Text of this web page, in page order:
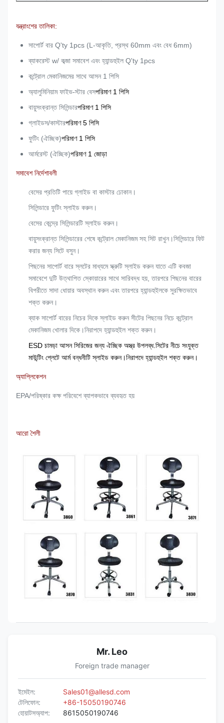
যন্ত্রাংশের তালিকা:
সাপোর্ট বার Q'ty 1pcs (L-আকৃতি, প্রস্থ 60mm এবং বেধ 6mm)
ব্যাকরেস্ট w/ কব্জা সমাবেশ এবং হ্যান্ডহুইল Q'ty 1pcs
কন্ট্রোল মেকানিজমের সাথে আসন 1 পিসি
অ্যালুমিনিয়াম ফাইভ-স্টার বেসপরিমাণ 1 পিসি
বায়ুসংক্রান্ত সিলিন্ডারপরিমাণ 1 পিসি
গ্লাইডস/কাস্টারপরিমাণ 5 পিসি
ফুটিং (ঐচ্ছিক)পরিমাণ 1 পিসি
আর্মরেস্ট (ঐচ্ছিক)পরিমাণ 1 জোড়া
সমাবেশ নির্দেশাবলী
বেসের প্রতিটি পায়ে গ্লাইড বা কাস্টার ঢোকান।
সিলিন্ডারে ফুটিং স্লাইড করুন।
বেসের কেন্দ্রে সিলিন্ডারটি স্লাইড করুন।
বায়ুসংক্রান্ত সিলিন্ডারের শেষে কন্ট্রোল মেকানিজম সহ সিট রাখুন।সিলিন্ডারে ফিট
করার জন্য সিটে বসুন।
পিছনের সাপোর্ট বারে স্লটের মাধ্যমে স্ক্রুটি স্লাইড করুন যাতে এটি কবজা
সমাবেশে দুটি উত্থাপিত স্কোয়ারের সাথে সারিবদ্ধ হয়, তারপরে পিছনের বারের
বিপরীতে সাদা ধোয়ার অবস্থান করুন এবং তারপরে হ্যান্ডহুইলকে সুরক্ষিতভাবে
শক্ত করুন।
ব্যাক সাপোর্ট বারের নিচের দিকে স্লাইড করুন সীটের পিছনের নিচে কন্ট্রোল
মেকানিজম খোলার দিকে।নিরাপদে হ্যান্ডহুইল শক্ত করুন।
ESD চামড়া আসন সিরিজের জন্য ঐচ্ছিক অস্ত্র উপলব্ধ.সিটের নীচে সংযুক্ত
মাউন্টিং প্লেটে আর্ম বন্ধনীটি স্লাইড করুন।নিরাপদে হ্যান্ডহুইল শক্ত করুন।
অ্যাপ্লিকেশন
EPA/পরিষ্কার কক্ষ পরিবেশে ব্যাপকভাবে ব্যবহৃত হয়
আরো শৈলী
Mr. Leo
Foreign trade manager
ইমেইল:
Sales01@allesd.com
টেলিফোন:
+86-15050190746
হোয়াটসঅ্যাপ:
8615050190746